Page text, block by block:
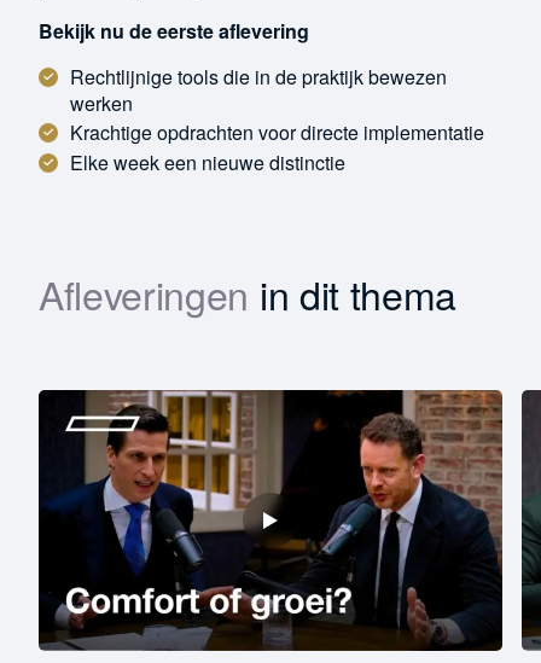
Bekijk nu de eerste aflevering
Rechtlijnige tools die in de praktijk bewezen
werken
Krachtige opdrachten voor directe implementatie
Elke week een nieuwe distinctie
Download
Voornaam
Achternaam
Functie *
Bedrijfsomzet *
Afleveringen in dit thema